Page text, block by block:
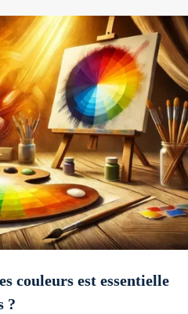
couleurs est essentielle
?